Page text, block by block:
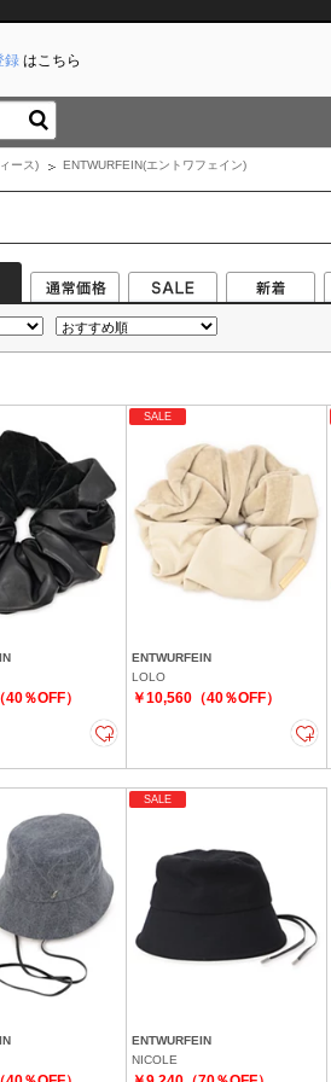
録 はこちら
ース) ENTWURFEIN(エントワフェイン)
％OFF）
SALE
ENTWURFEIN
LOLO
￥10,560（40％OFF）
SALE
ENTWURFEIN
NICOLE